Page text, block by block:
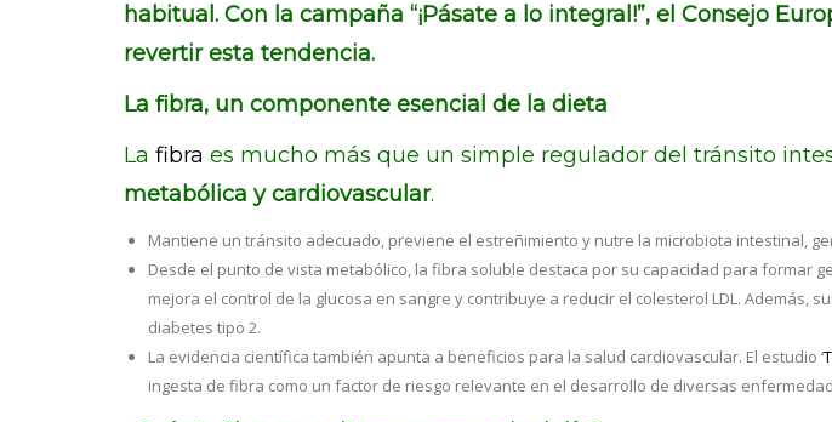
habitual. Con la campaña “¡Pásate a lo integral!”, el Consejo
revertir esta tendencia.
La fibra, un componente esencial de la dieta
La fibra es mucho más que un simple regulador del tránsito
metabólica y cardiovascular.
Mantiene un tránsito adecuado, previene el estreñimiento y nutre la microbiota intestinal,
Desde el punto de vista metabólico, la fibra soluble destaca por su capacidad para formar
mejora el control de la glucosa en sangre y contribuye a reducir el colesterol LDL.
diabetes tipo 2.
La evidencia científica también apunta a beneficios para la salud cardiovascular. El estudio ‘
ingesta de fibra como un factor de riesgo relevante en el desarrollo de diversas